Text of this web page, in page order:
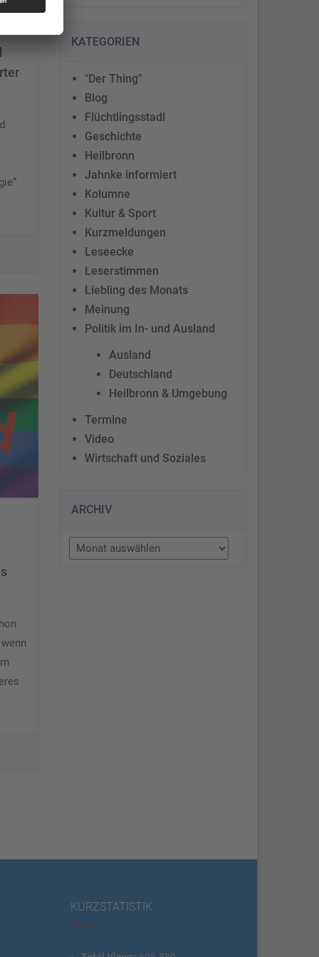
KATEGORIEN
"Der Thing"
Blog
Flüchtlingsstadl
Geschichte
Heilbronn
Jahnke informiert
Kolumne
Kultur & Sport
Kurzmeldungen
Leseecke
Leserstimmen
Liebling des Monats
Meinung
Politik im In- und Ausland
Ausland
Deutschland
Heilbronn & Umgebung
Termine
Video
Wirtschaft und Soziales
ARCHIV
Archiv
KURZSTATISTIK